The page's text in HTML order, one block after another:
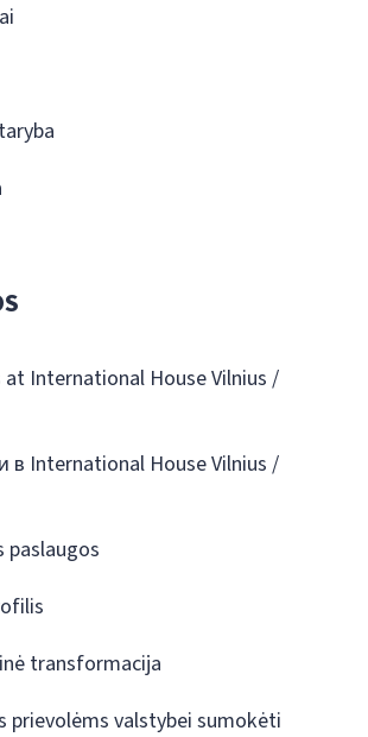
International House Vilnius /
в International House Vilnius /
paslaugos
transformacija
prievolėms valstybei sumokėti